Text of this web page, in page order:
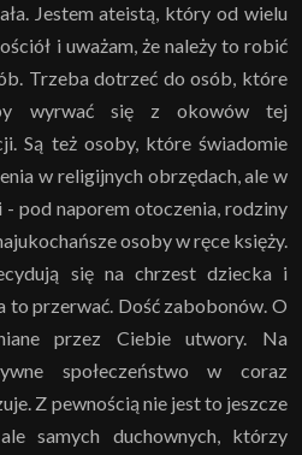
Jestem ateistą, który od wielu
i uważam, że należy to robić
Trzeba dotrzeć do osób, które
wyrwać się z okowów tej
Są też osoby, które świadomie
w religijnych obrzędach, ale w
- pod naporem otoczenia, rodziny
osoby w ręce księży.
się na chrzest dziecka i
to przerwać. Dość zabobonów. O
przez Ciebie utwory. Na
społeczeństwo w coraz
Z pewnością nie jest to jeszcze
samych duchownych, którzy